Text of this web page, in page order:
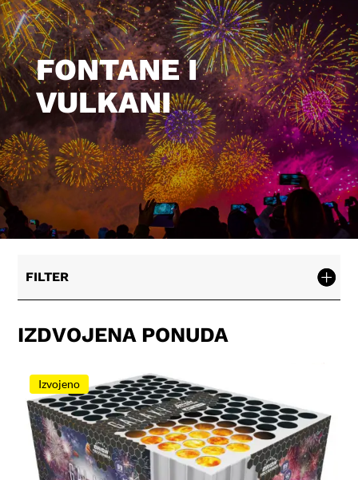
FONTANE I
VULKANI
FILTER
IZDVOJENA PONUDA
Izvojeno